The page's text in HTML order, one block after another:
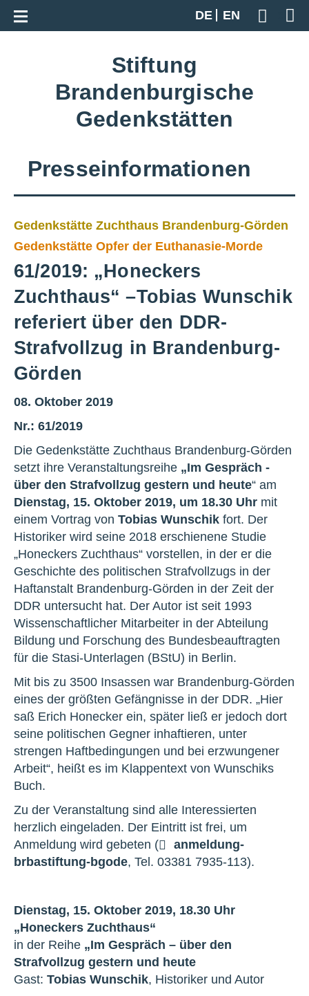
DE
EN
Geben
Zur Gesamtübersicht
Stiftung
Brandenburgische
Gedenkstätten
Presseinformationen
Gedenkstätte Zuchthaus Brandenburg-Görden
Gedenkstätte Opfer der Euthanasie-Morde
61/2019: „Honeckers
Zuchthaus“ –Tobias Wunschik
referiert über den DDR-
Strafvollzug in Brandenburg-
Görden
08. Oktober 2019
Nr.: 61/2019
Die Gedenkstätte Zuchthaus Brandenburg-Görden
setzt ihre Veranstaltungsreihe „Im Gespräch -
über den Strafvollzug gestern und heute“ am
Dienstag, 15. Oktober 2019, um 18.30 Uhr mit
einem Vortrag von Tobias Wunschik fort. Der
Historiker wird seine 2018 erschienene Studie
„Honeckers Zuchthaus“ vorstellen, in der er die
Geschichte des politischen Strafvollzugs in der
Haftanstalt Brandenburg-Görden in der Zeit der
DDR untersucht hat. Der Autor ist seit 1993
Wissenschaftlicher Mitarbeiter in der Abteilung
Bildung und Forschung des Bundesbeauftragten
für die Stasi-Unterlagen (BStU) in Berlin.
Mit bis zu 3500 Insassen war Brandenburg-Görden
eines der größten Gefängnisse in der DDR. „Hier
saß Erich Honecker ein, später ließ er jedoch dort
seine politischen Gegner inhaftieren, unter
strengen Haftbedingungen und bei erzwungener
Arbeit“, heißt es im Klappentext von Wunschiks
Buch.
Zu der Veranstaltung sind alle Interessierten
herzlich eingeladen. Der Eintritt ist frei, um
Anmeldung wird gebeten (
anmeldung-
brbastiftung-bgode, Tel. 03381 7935-113).
Dienstag, 15. Oktober 2019, 18.30 Uhr
„Honeckers Zuchthaus“
in der Reihe „Im Gespräch – über den
Strafvollzug gestern und heute
Gast: Tobias Wunschik, Historiker und Autor